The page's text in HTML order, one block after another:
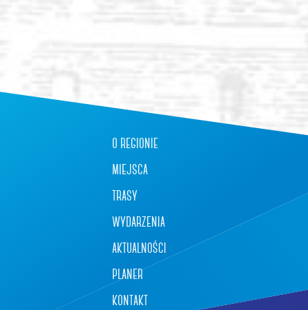
o regionie
miejsca
trasy
wydarzenia
aktualności
planer
kontakt